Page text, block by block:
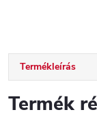
Termékleírás
Termék